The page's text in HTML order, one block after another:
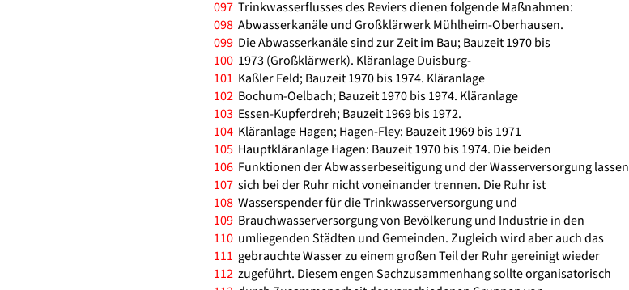
097 Trinkwasserflusses des Reviers dienen folgende Maßnahmen:
098 Abwasserkanäle und Großklärwerk Mühlheim-Oberhausen.
099 Die Abwasserkanäle sind zur Zeit im Bau; Bauzeit 1970 bis
100 1973 (Großklärwerk). Kläranlage Duisburg-
101 Kaßler Feld; Bauzeit 1970 bis 1974. Kläranlage
102 Bochum-Oelbach; Bauzeit 1970 bis 1974. Kläranlage
103 Essen-Kupferdreh; Bauzeit 1969 bis 1972.
104 Kläranlage Hagen; Hagen-Fley: Bauzeit 1969 bis 1971
105 Hauptkläranlage Hagen: Bauzeit 1970 bis 1974. Die beiden
106 Funktionen der Abwasserbeseitigung und der Wasserversorgung lassen
107 sich bei der Ruhr nicht voneinander trennen. Die Ruhr ist
108 Wasserspender für die Trinkwasserversorgung und
109 Brauchwasserversorgung von Bevölkerung und Industrie in den
110 umliegenden Städten und Gemeinden. Zugleich wird aber auch das
111 gebrauchte Wasser zu einem großen Teil der Ruhr gereinigt wieder
112 zugeführt. Diesem engen Sachzusammenhang sollte organisatorisch